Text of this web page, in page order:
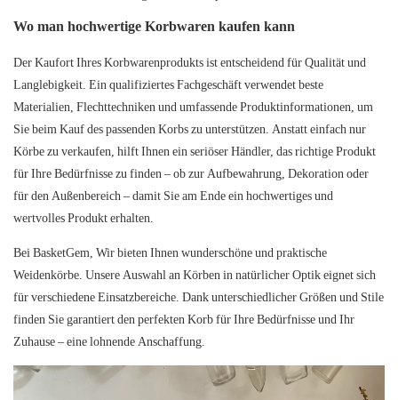
Wo man hochwertige Korbwaren kaufen kann
Der Kaufort Ihres Korbwarenprodukts ist entscheidend für Qualität und
Langlebigkeit. Ein qualifiziertes Fachgeschäft verwendet beste
Materialien, Flechttechniken und umfassende Produktinformationen, um
Sie beim Kauf des passenden Korbs zu unterstützen. Anstatt einfach nur
Körbe zu verkaufen, hilft Ihnen ein seriöser Händler, das richtige Produkt
für Ihre Bedürfnisse zu finden – ob zur Aufbewahrung, Dekoration oder
für den Außenbereich – damit Sie am Ende ein hochwertiges und
wertvolles Produkt erhalten.
Bei BasketGem, Wir bieten Ihnen wunderschöne und praktische
Weidenkörbe. Unsere Auswahl an Körben in natürlicher Optik eignet sich
für verschiedene Einsatzbereiche. Dank unterschiedlicher Größen und Stile
finden Sie garantiert den perfekten Korb für Ihre Bedürfnisse und Ihr
Zuhause – eine lohnende Anschaffung.